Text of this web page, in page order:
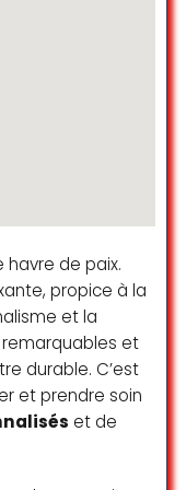
l’ascenseur
!
%, une belle
à vivre
charlotte
☆ 5/5
de paix.
propice à la
et la
et
durable. C’est
et prendre soin
et de